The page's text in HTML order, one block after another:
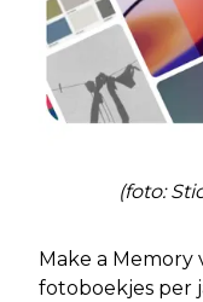
(foto:
Make a
fotoboekjes per